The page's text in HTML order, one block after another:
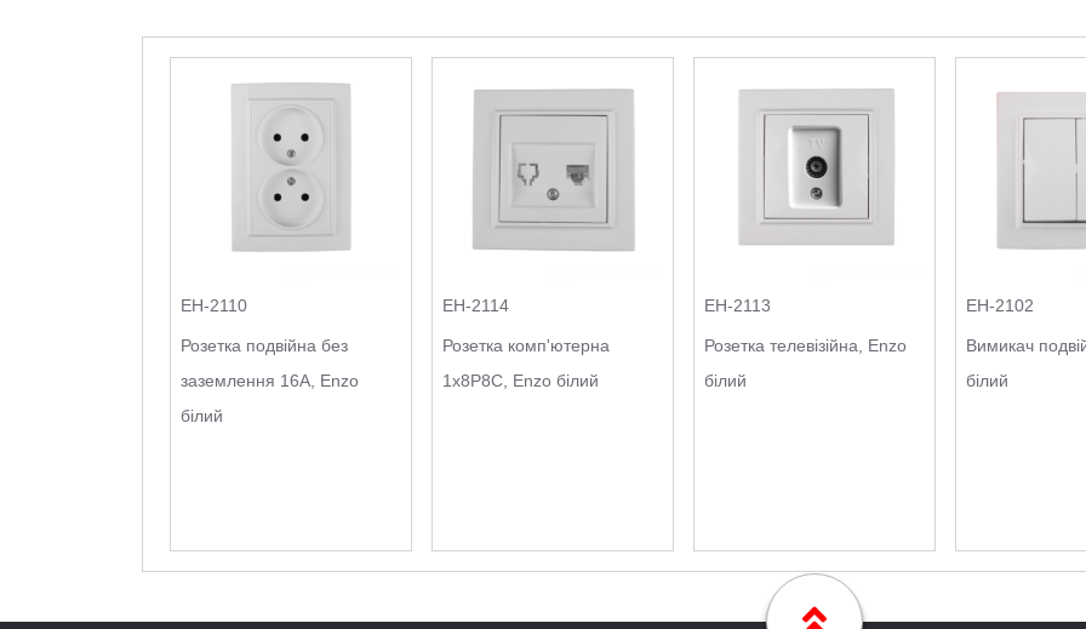
EH-2110
Розетка подвійна без
заземлення 16А, Enzo
білий
EH-2114
Розетка комп'ютерна
1х8P8C, Enzo білий
EH-2113
Розетка телевізійна, Enzo
білий
EH-2102
Вимикач
білий